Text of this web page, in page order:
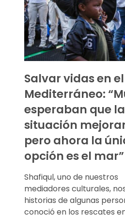
Salvar vidas en el
Mediterráneo:
esperaban que la
situación
pero ahora la
opción es el mar”
Shafiqul, uno de nuestros
mediadores culturales,
historias de algunas
conoció en los rescates